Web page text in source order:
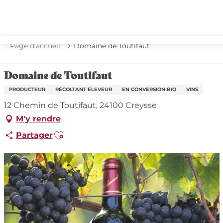
principal
Page d’accueil Domaine de Toutifaut
Domaine de Toutifaut
PRODUCTEUR RÉCOLTANT ÉLEVEUR EN CONVERSION BIO VINS
12 Chemin de Toutifaut, 24100 Creysse
M'y rendre
PartagerAjouter aux favoris